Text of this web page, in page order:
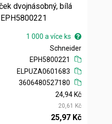
dvojnásobný, bílá
1 000 a více ks
Schneider
EPH5800221
ELPUZA0601683
3606480527180
24,94 Kč
20,61 Kč
25,97 Kč